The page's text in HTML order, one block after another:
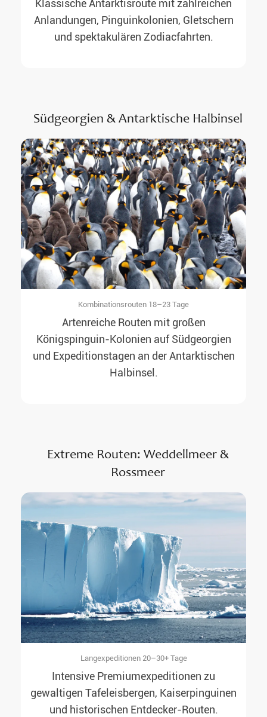
Klassische Antarktisroute mit zahlreichen
Anlandungen, Pinguinkolonien, Gletschern
und spektakulären Zodiacfahrten.
Südgeorgien & Antarktische Halbinsel
Kombinationsrouten 18–23 Tage
Artenreiche Routen mit großen
Königspinguin-Kolonien auf Südgeorgien
und Expeditionstagen an der Antarktischen
Halbinsel.
Extreme Routen: Weddellmeer &
Rossmeer
Langexpeditionen 20–30+ Tage
Intensive Premiumexpeditionen zu
gewaltigen Tafeleisbergen, Kaiserpinguinen
und historischen Entdecker-Routen.